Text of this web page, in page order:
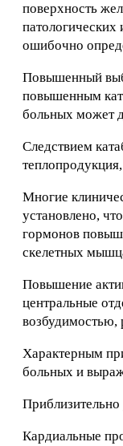
поверхность
ошибочно
Повышенный
повышенным
больных может
Следствием
Многие
установлено,
гормонов
скелетных
Повышение
центральные
возбудимостью,
Характерным
больных и
Кардиальные